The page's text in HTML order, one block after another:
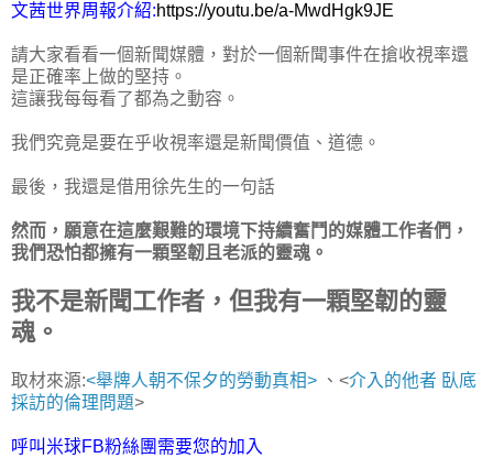
文茜世界周報介紹:https://youtu.be/a-MwdHgk9JE
請大家看看一個新聞媒體，對於一個新聞事件在搶收視率還
是正確率上做的堅持。
這讓我每每看了都為之動容。
我們究竟是要在乎收視率還是新聞價值、道德。
最後，我還是借用徐先生的一句話
然而，願意在這麼艱難的環境下持續奮鬥的媒體工作者們，
我們恐怕都擁有一顆堅韌且老派的靈魂。
我不是新聞工作者，但我有一顆堅韌的靈
魂。
取材來源:<舉牌人朝不保夕的勞動真相> 、<介入的他者 臥底
採訪的倫理問題>
呼叫米球FB粉絲團需要您的加入